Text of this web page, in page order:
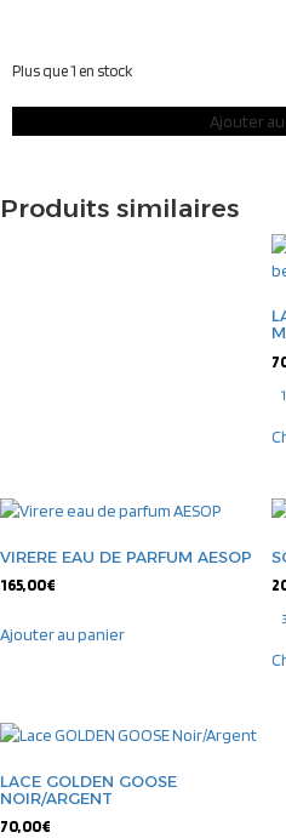
Plus que 1 en stock
Ajouter
Produits similaires
VIRERE EAU DE PARFUM AESOP
165,00€
Ajouter au panier
LACE GOLDEN GOOSE
NOIR/ARGENT
70,00€